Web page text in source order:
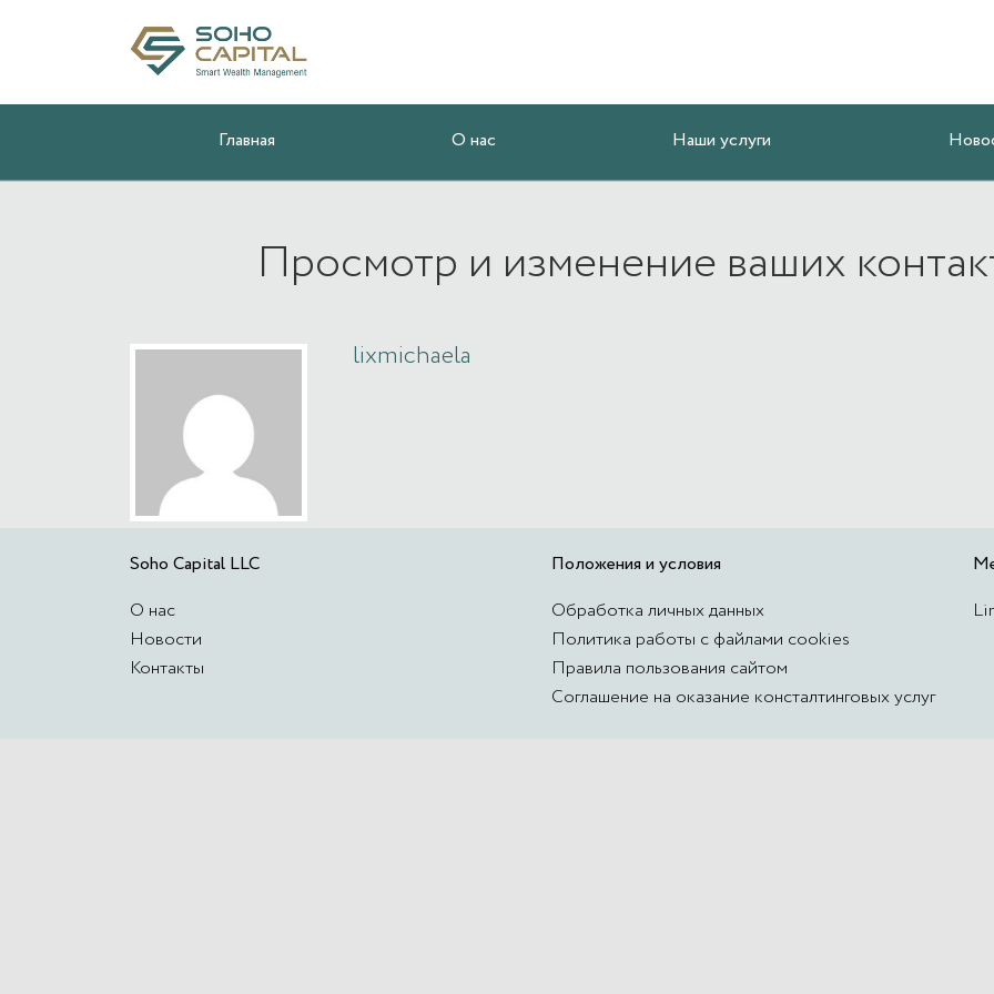
Главная О нас Наши услуги
Просмотр и изменение ваших
lixmichaela
Soho Capital LLC
О нас
Новости
Контакты
Положения и условия
Обработка личных данных
Политика работы с файлами cookies
Правила пользования сайтом
Соглашение на оказание консталтинговых услуг